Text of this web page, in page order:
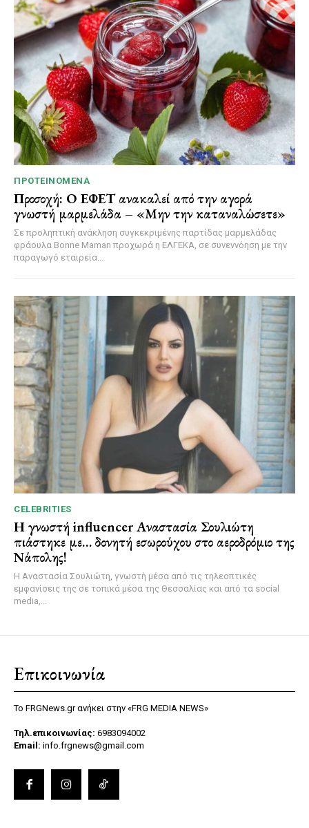
ΠΡΟΤΕΙΝΌΜΕΝΑ
Προσοχή: Ο ΕΦΕΤ ανακαλεί από την αγορά
γνωστή μαρμελάδα – «Μην την καταναλώσετε»
Σε προληπτική ανάκληση συγκεκριμένης παρτίδας μαρμελάδας
φράουλα Bonne Maman προχωρά η ΕΛΓΕΚΑ, σε συνεννόηση με την
παραγωγό εταιρεία...
CELEBRITIES
Η γνωστή influencer Αναστασία Σουλιώτη
πιάστηκε με… δονητή εσωρούχου στο αεροδρόμιο της
Νάπολης!
Η Αναστασία Σουλιώτη, γνωστή μέσα από τις τηλεοπτικές
εμφανίσεις της σε τοπικά μέσα της Θεσσαλίας και από τα social
media,...
Επικοινωνία
Το FRGNews.gr ανήκει στην «FRG MEDIA NEWS»
Τηλ.επικοινωνίας: 6983094002
Email: info.frgnews@gmail.com